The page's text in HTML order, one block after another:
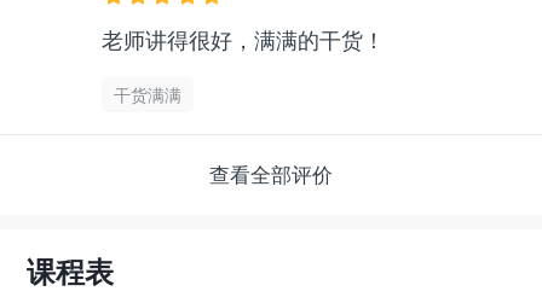
老师讲得很好，满满的干货！
干货满满
查看全部评价
课程表